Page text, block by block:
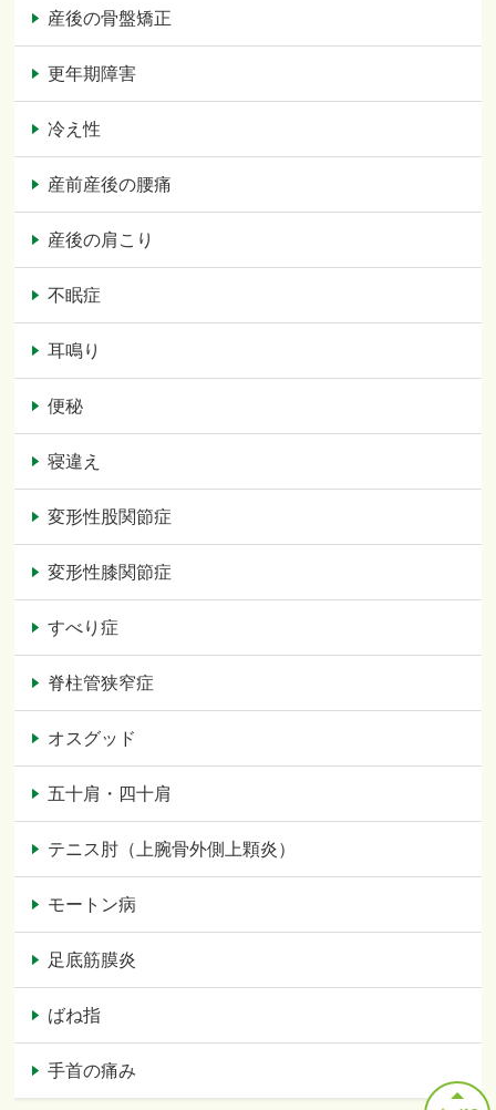
産後の骨盤矯正
更年期障害
冷え性
産前産後の腰痛
産後の肩こり
不眠症
耳鳴り
便秘
寝違え
変形性股関節症
変形性膝関節症
すべり症
脊柱管狭窄症
オスグッド
五十肩・四十肩
テニス肘（上腕骨外側上顆炎）
モートン病
足底筋膜炎
ばね指
手首の痛み